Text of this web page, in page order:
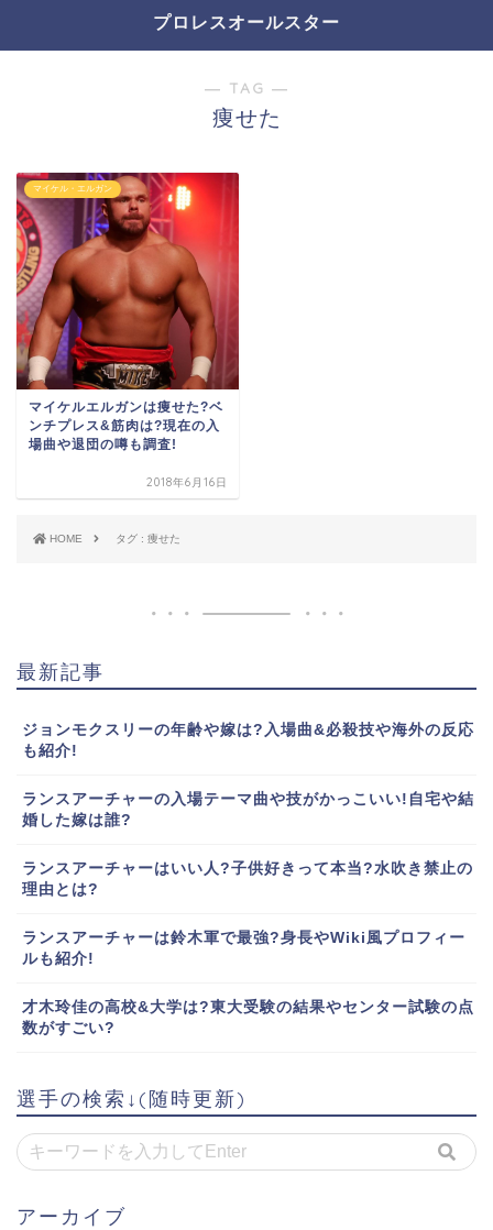
プロレスオールスター
― TAG ―
痩せた
マイケル・エルガン
マイケルエルガンは痩せた?ベ
ンチプレス&筋肉は?現在の入
場曲や退団の噂も調査!
2018年6月16日
HOME タグ : 痩せた
最新記事
ジョンモクスリーの年齢や嫁は?入場曲&必殺技や海外の反応
も紹介!
ランスアーチャーの入場テーマ曲や技がかっこいい!自宅や結
婚した嫁は誰?
ランスアーチャーはいい人?子供好きって本当?水吹き禁止の
理由とは?
ランスアーチャーは鈴木軍で最強?身長やWiki風プロフィー
ルも紹介!
才木玲佳の高校&大学は?東大受験の結果やセンター試験の点
数がすごい?
選手の検索↓(随時更新)
アーカイブ